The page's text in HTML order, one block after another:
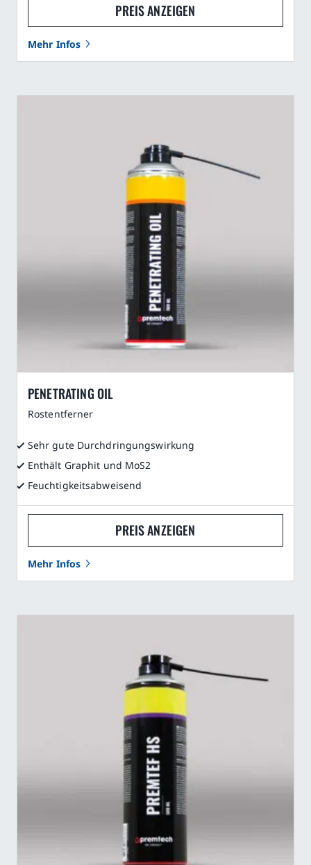
PREIS ANZEIGEN
Mehr Infos
PENETRATING OIL
Rostentferner
Sehr gute Durchdringungswirkung
Enthält Graphit und MoS2
Feuchtigkeitsabweisend
PREIS ANZEIGEN
Mehr Infos